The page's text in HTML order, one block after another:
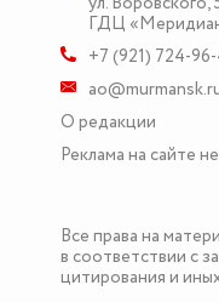
ГДЦ
+7 (921) 724-
О редакции
Реклама на сайте
Все права на
в соответствии с
цитирования и